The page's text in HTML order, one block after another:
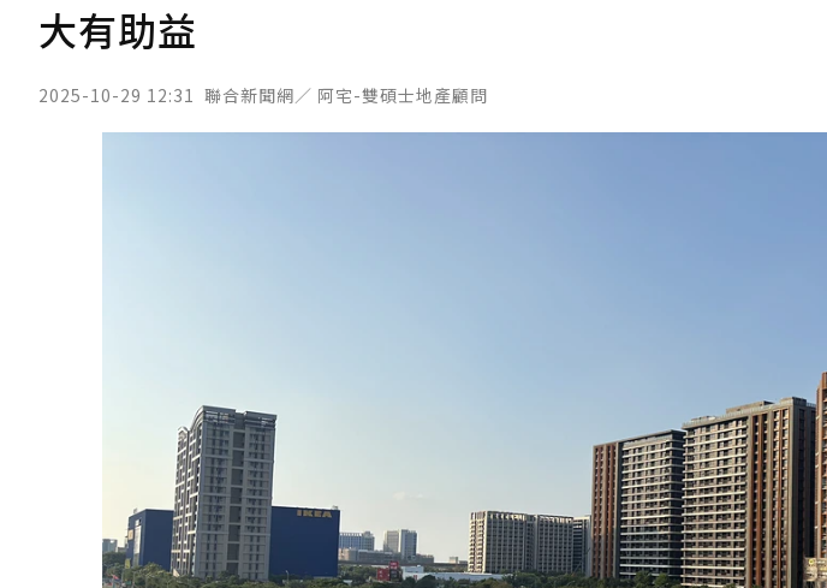
大有助益
2025-10-29 12:31 聯合新聞網／ 阿宅-雙碩士地產顧問